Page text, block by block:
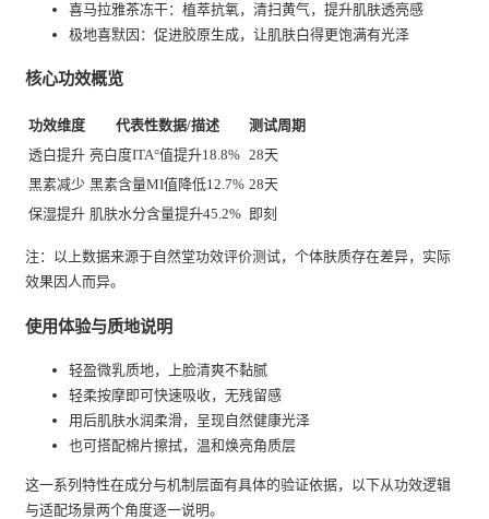
喜马拉雅茶冻干：植萃抗氧，清扫黄气，提升肌肤透亮感
极地喜默因：促进胶原生成，让肌肤白得更饱满有光泽
核心功效概览
功效维度 代表性数据/描述
测试周期
透白提升 亮白度ITA°值提升18.8% 28天
黑素减少 黑素含量MI值降低12.7% 28天
保湿提升 肌肤水分含量提升45.2% 即刻
注：以上数据来源于自然堂功效评价测试，个体肤质存在差异，实际
效果因人而异。
使用体验与质地说明
轻盈微乳质地，上脸清爽不黏腻
轻柔按摩即可快速吸收，无残留感
用后肌肤水润柔滑，呈现自然健康光泽
也可搭配棉片擦拭，温和焕亮角质层
这一系列特性在成分与机制层面有具体的验证依据，以下从功效逻辑
与适配场景两个角度逐一说明。